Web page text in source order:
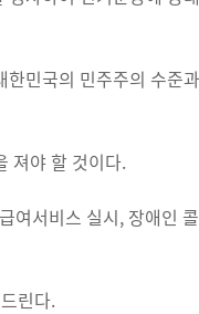
민국의 민주주의 수준
져야 할 것이다.
여서비스 실시, 장애인
린다.